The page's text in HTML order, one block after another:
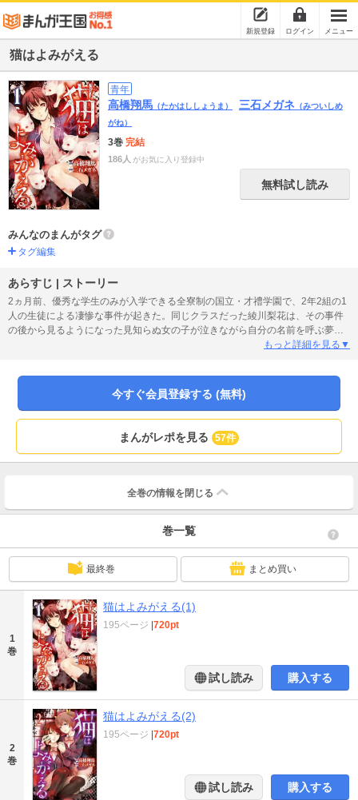
新規登録 ログイン メニュー
猫はよみがえる
青年
高橋翔馬 （たかはししょうま） 三石メガネ （みついしめ
がね）
3巻 完結
186人 がお気に入り登録中
無料試し読み
みんなのまんがタグ
タグ編集
あらすじ | ストーリー
2ヵ月前、優秀な学生のみが入学できる全寮制の国立・才禮学園で、2年2組の1
人の生徒による凄惨な事件が起きた。同じクラスだった綾川梨花は、その事件
の後から見るようになった見知らぬ女の子が泣きながら自分の名前を呼ぶ夢に
悩まされていた。しかし、表面上は明るく振舞い、他のクラスメイトと同様に
――。
もっと詳細を見る▼
今すぐ会員登録する (無料)
まんがレポを見る 57件
全巻の情報を 閉じる
巻一覧
最終巻 まとめ買い
1
巻
猫はよみがえる(1)
195ページ 720pt
試し読み 購入する
2
巻
猫はよみがえる(2)
195ページ 720pt
試し読み 購入する